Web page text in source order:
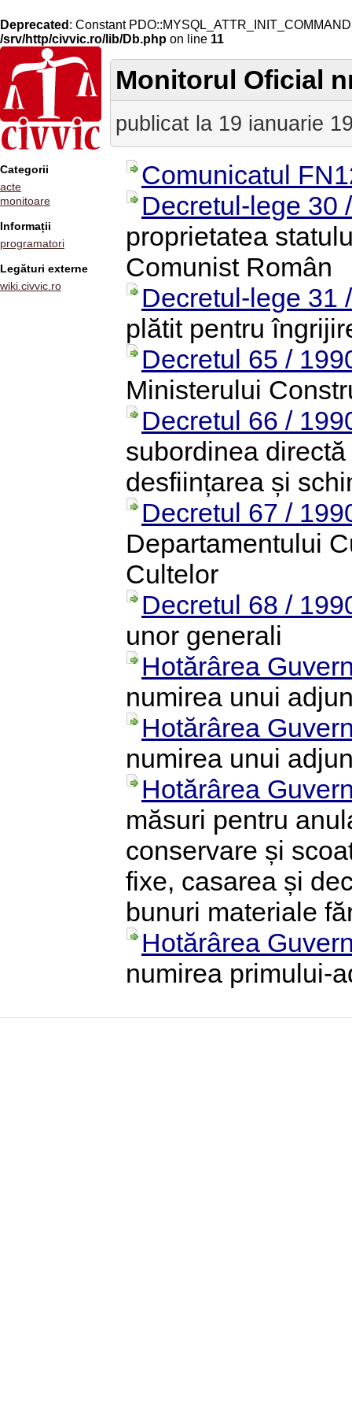
Deprecated : Constant
/srv/http/civvic.ro/lib/Db.php on line 11
Categorii
acte
monitoare
Informații
programatori
Legături externe
wiki.civvic.ro
Monitorul Oficial
publicat la 19 ianuarie
Comunicatul
Decretul-lege 30
proprietatea
Comunist Român
Decretul-lege 31
plătit pentru
Decretul 65 /
Ministerului
Decretul 66 /
subordinea
desființarea și
Decretul 67 /
Departamentului
Cultelor
Decretul 68 /
unor generali
Hotărârea
numirea unui
Hotărârea
numirea unui
Hotărârea
măsuri pentru
conservare și
fixe, casarea și
bunuri materiale
Hotărârea
numirea primului-